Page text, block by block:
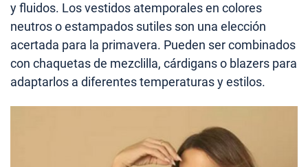
y fluidos. Los vestidos atemporales en colores
neutros o estampados sutiles son una elección
acertada para la primavera. Pueden ser combinados
con chaquetas de mezclilla, cárdigans o blazers para
adaptarlos a diferentes temperaturas y estilos.